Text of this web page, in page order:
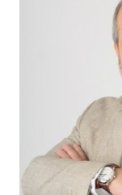
*
Guarda
este
comente.
Este sitio